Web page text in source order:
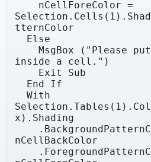
tternColor
inside a cell.")
x).Shading
nCellBackColor